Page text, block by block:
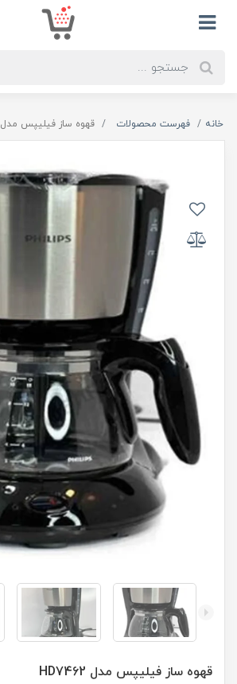
خانه فهرست محصولات قهوه ساز فیلیپس مدل HD7462
قهوه ساز فیلیپس مدل HD7462